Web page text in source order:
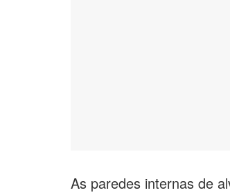
As paredes internas de